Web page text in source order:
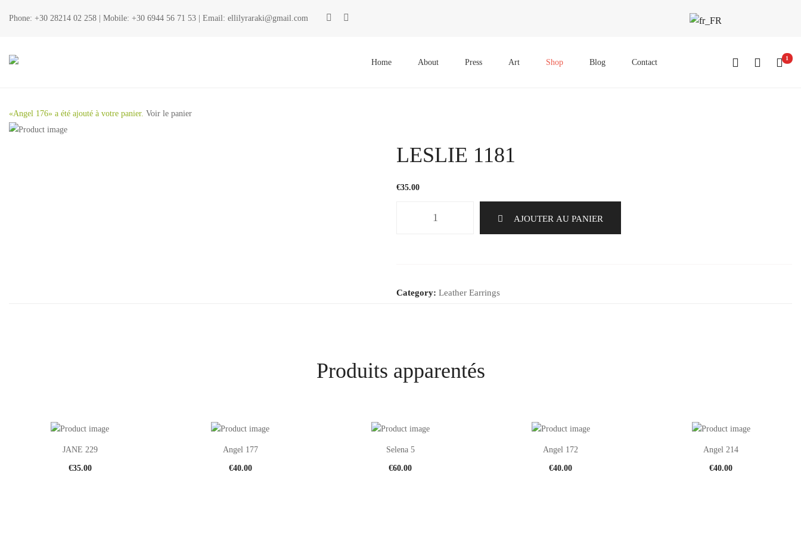
Phone: +30 28214 02 258 | Mobile: +30 6944 56 71 53 | Email: ellilyraraki@gmail.com
MenuHome About Press Art Shop Blog Contact 1
«Angel 176» a été ajouté à votre panier. Voir le panier
LESLIE 1181
€35.00
AJOUTER AU PANIER
Category: Leather Earrings
Produits apparentés
JANE 229
€35.00
Angel 177
€40.00
Selena 5
€60.00
Angel 172
€40.00
Angel 214
€40.00